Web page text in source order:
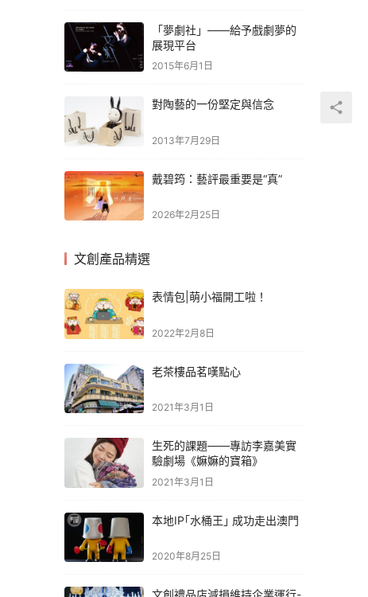
「夢劇社」——給予戲劇夢的
展現平台
2015年6月1日
對陶藝的一份堅定與信念
2013年7月29日
戴碧筠：藝評最重要是“真”
2026年2月25日
文創產品精選
表情包|萌小福開工啦！
2022年2月8日
老茶樓品茗嘆點心
2021年3月1日
生死的課題——專訪李嘉美實
驗劇場《嫲嫲的寶箱》
2021年3月1日
本地IP｢水桶王｣ 成功走出澳門
2020年8月25日
文創禮品店減損維持企業運行-